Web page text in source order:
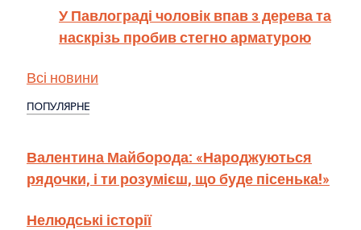
У Павлограді чоловік впав з дерева та
наскрізь пробив стегно арматурою
Всі новини
ПОПУЛЯРНЕ
Валентина Майборода: «Народжуються
рядочки, і ти розумієш, що буде пісенька!»
Нелюдські історії